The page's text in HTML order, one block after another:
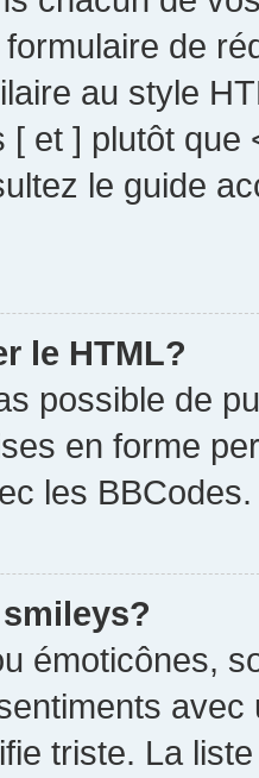
de
au style
et ] plutôt que
le guide
le HTML?
possible de
en forme
les BBCodes.
émoticônes,
triste. La